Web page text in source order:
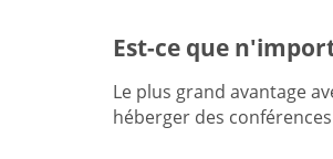
Est-ce que
Le plus grand avantage
héberger des